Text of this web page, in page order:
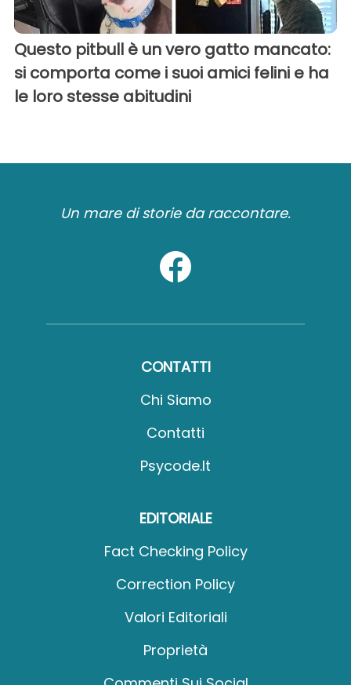
Questo pitbull è un vero gatto mancato:
si comporta come i suoi amici felini e ha
le loro stesse abitudini
Un mare di storie da raccontare.
CONTATTI
Chi Siamo
Contatti
Psycode.it
EDITORIALE
Fact Checking Policy
Correction Policy
Valori Editoriali
Proprietà